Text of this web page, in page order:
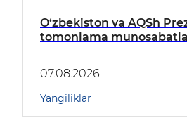
O‘zbekiston va AQSh
tomonlama
07.08.2026
Yangiliklar